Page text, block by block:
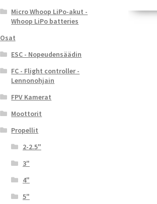
Micro Whoop LiPo-akut -
Whoop LiPo batteries
Osat
ESC - Nopeudensäädin
FC - Flight controller -
Lennonohjain
FPV Kamerat
Moottorit
Propellit
2-2.5"
3"
4"
5"